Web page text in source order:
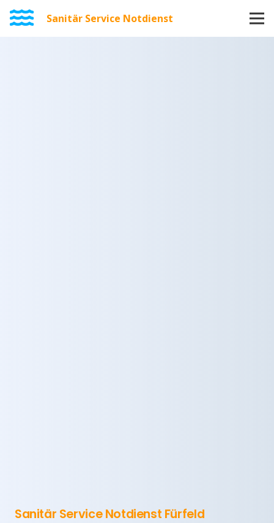
Sanitär Service Notdienst
Sanitär Service Notdienst Fürfeld